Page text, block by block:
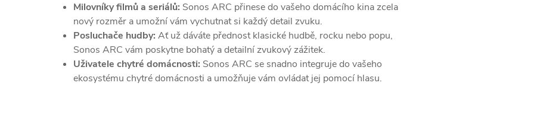
Milovníky filmů a seriálů: Sonos ARC přinese do vašeho domácího kina zcela
nový rozměr a umožní vám vychutnat si každý detail zvuku.
Posluchače hudby: Ať už dáváte přednost klasické hudbě, rocku nebo popu,
Sonos ARC vám poskytne bohatý a detailní zvukový zážitek.
Uživatele chytré domácnosti: Sonos ARC se snadno integruje do vašeho
ekosystému chytré domácnosti a umožňuje vám ovládat jej pomocí hlasu.